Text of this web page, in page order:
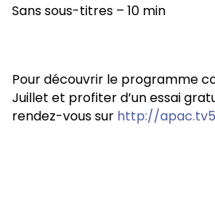
Sans sous-titres – 10 min
Pour découvrir le programme
Juillet et profiter d’un essai
rendez-vous sur http://